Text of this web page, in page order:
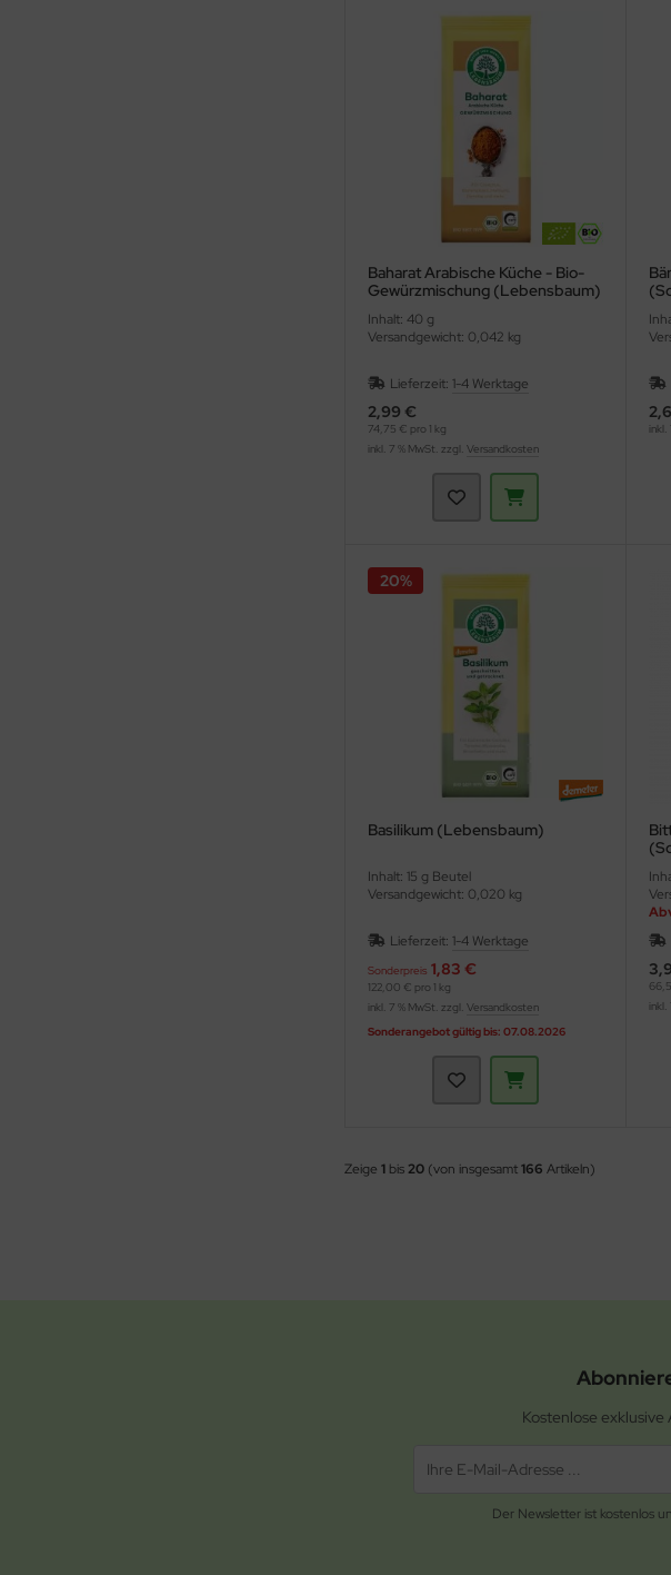
Baharat Arabische Küche - Bio-
Gewürzmischung (Lebensbaum)
Inhalt: 40 g
Versandgewicht: 0,042 kg
Lieferzeit: 1-4 Werktage
2,99 €
74,75 € pro 1 kg
inkl. 7 % MwSt. zzgl. Versandkosten
Basilikum (Lebensbaum)
Inhalt: 15 g Beutel
Versandgewicht: 0,020 kg
Lieferzeit: 1-4 Werktage
Sonderpreis 1,83 €
20%
122,00 € pro 1 kg
inkl. 7 % MwSt. zzgl. Versandkosten
Sonderangebot gültig bis: 07.08.2026
Zeige 1 bis20 (von insgesamt166 Artikeln)
Kostenlose
Der Newsletter ist kostenlos